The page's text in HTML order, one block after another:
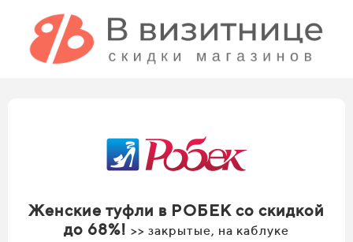
Женские туфли в РОБЕК со скидкой
до 68%! >> закрытые, на каблуке